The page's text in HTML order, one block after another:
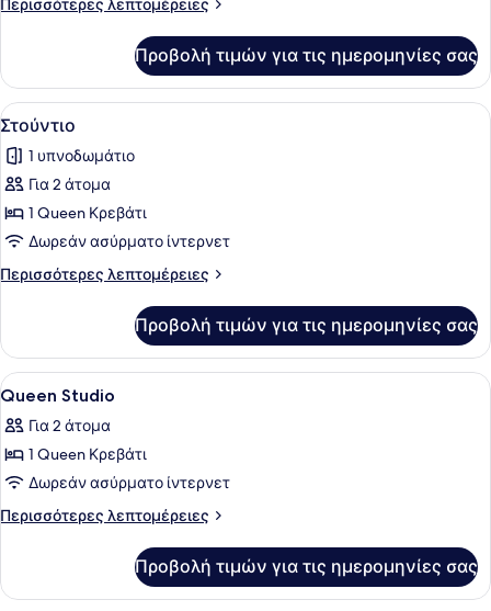
Περισσότερες λεπτομέρειες
Στούντιο
Προβολή τιμών για τις ημερομηνίες σας
Προβολή
όλων
των
φωτογραφιών
για
Στούντιο
Ένα σύγχρονο υπνοδωμάτιο με
1
Στούντιο
1 υπνοδωμάτιο
Για 2 άτομα
1 Queen Κρεβάτι
Δωρεάν ασύρματο ίντερνετ
Περισσότερες λεπτομέρειες
Περισσότερες
Προβολή τιμών για τις ημερομηνίες σας
Προβολή
όλων
των
φωτογραφιών
για
Queen
Πουπουλένια παπλώματα,
3
Queen Studio
Για 2 άτομα
1 Queen Κρεβάτι
Δωρεάν ασύρματο ίντερνετ
Περισσότερες λεπτομέρειες
Περισσότερες
Studio
Προβολή τιμών για τις ημερομηνίες σας